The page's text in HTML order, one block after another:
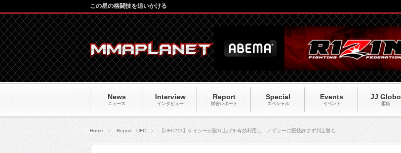
News
ニュース
Interview
インタビュー
Report
試合レポート
Special
スペシャル
Events
イベント
JJ Globo
柔術
この星の格闘技を追いかける
Home Report UFC 【UFC211】ケイシーが蹴り上げを有効利用し、アギラーに寝技許さず判定勝ち